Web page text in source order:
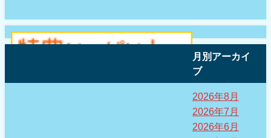
月別アーカイ
ブ
2026年8月
2026年7月
2026年6月